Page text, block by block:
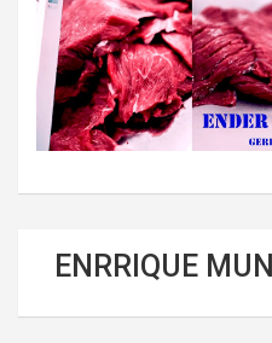
ENRRIQUE